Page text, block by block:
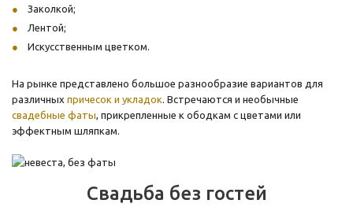
Заколкой;
Лентой;
Искусственным цветком.
На рынке представлено большое разнообразие вариантов для
различных причесок и укладок. Встречаются и необычные
свадебные фаты, прикрепленные к ободкам с цветами или
эффектным шляпкам.
Свадьба без гостей